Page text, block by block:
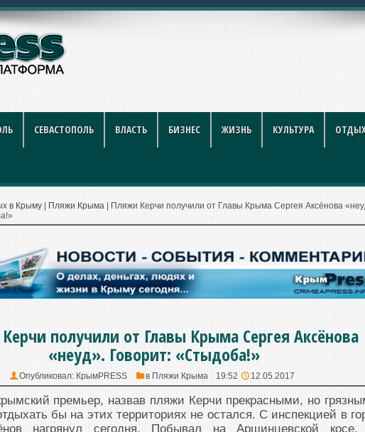
в 2026 году: полный гид для поку
СЕВАСТОПОЛЬ ВЛАСТЬ БИЗНЕС ЖИЗНЬ КУЛЬТУРА
в Крыму Пляжи Крыма
Пляжи Керчи получили от Главы Крыма Сергея Аксёнова
получили от Главы Крыма Сергея Аксёнова
«неуд». Говорит: «Стыдоба!»
Опубликовал: КрымPRESS в Пляжи Крыма 19:52 12.05.2017
премьер, назвав пляжи Керчи прекрасными, но
бы на этих территориях не остался. С инспекцией в
нагрянул сегодня. Побывал на Аршинцевской косе,